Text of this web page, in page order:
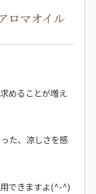
ロマオイル
めることが増え
た、涼しさを感
できますよ(^-^)